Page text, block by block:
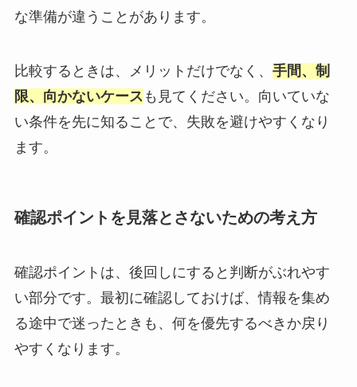
な準備が違うことがあります。
比較するときは、メリットだけでなく、 手間、制
限、向かないケース も見てください。向いていな
い条件を先に知ることで、失敗を避けやすくなり
ます。
確認ポイントを見落とさないための考え方
確認ポイントは、後回しにすると判断がぶれやす
い部分です。最初に確認しておけば、情報を集め
る途中で迷ったときも、何を優先するべきか戻り
やすくなります。